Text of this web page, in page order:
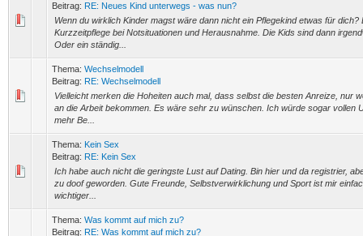
Beitrag: RE: Neues Kind unterwegs - was nun?
Wenn du wirklich Kinder magst wäre dann nicht ein Pflegekind etwas für dich?
Kurzzeitpflege bei Notsituationen und Herausnahme. Die Kids sind dann
Oder ein ständig...
Thema: Wechselmodell
Beitrag: RE: Wechselmodell
Vielleicht merken die Hoheiten auch mal, dass selbst die besten Anreize, nur
an die Arbeit bekommen. Es wäre sehr zu wünschen. Ich würde sogar vollen
mehr Be...
Thema: Kein Sex
Beitrag: RE: Kein Sex
Ich habe auch nicht die geringste Lust auf Dating. Bin hier und da registrier,
zu doof geworden. Gute Freunde, Selbstverwirklichung und Sport ist mir
wichtiger...
Thema: Was kommt auf mich zu?
Beitrag: RE: Was kommt auf mich zu?